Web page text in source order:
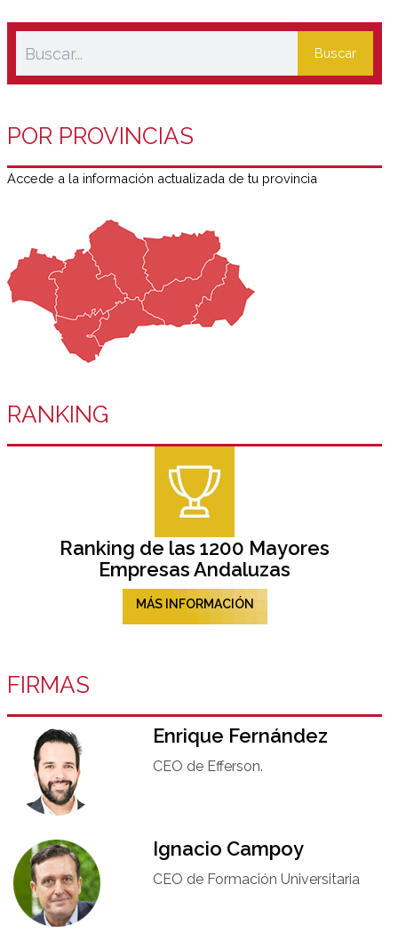
Buscar
POR PROVINCIAS
Accede a la información actualizada de tu provincia
RANKING
Ranking de las 1200 Mayores
Empresas Andaluzas
MÁS INFORMACIÓN
FIRMAS
Enrique Fernández
CEO de Efferson.
Ignacio Campoy​
CEO de Formación Universitaria​